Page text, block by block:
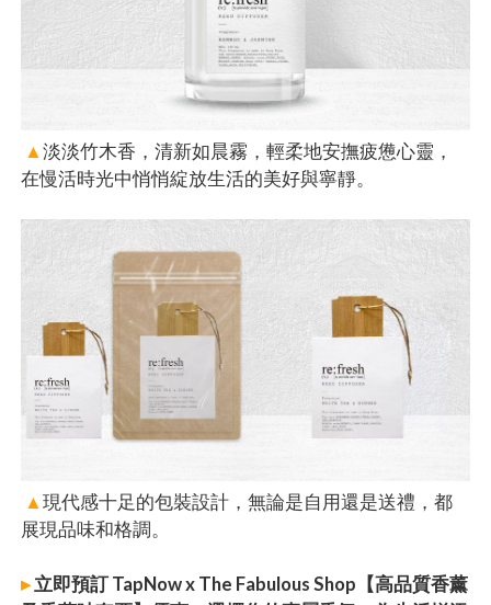
▲淡淡竹木香，清新如晨霧，輕柔地安撫疲憊心靈，
在慢活時光中悄悄綻放生活的美好與寧靜。
▲現代感十足的包裝設計，無論是自用還是送禮，都
展現品味和格調。
▸立即預訂 TapNow x The Fabulous Shop【高品質香薰